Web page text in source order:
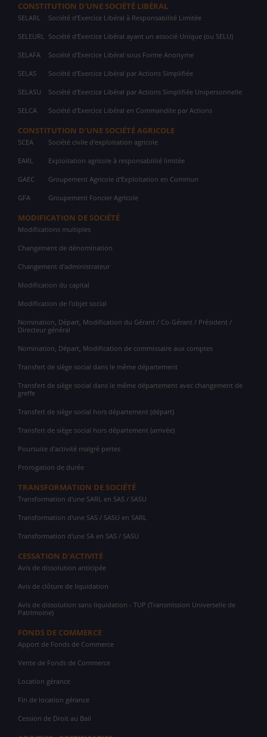
CONSTITUTION D'UNE SOCIÉTÉ LIBÉRAL
SELARL Société d'Exercice Libéral à Responsabilité Limitée
SELEURL Société d'Exercice Libéral ayant un associé Unique (ou SELU)
SELAFA Société d'Exercice Libéral sous Forme Anonyme
SELAS Société d'Exercice Libéral par Actions Simplifiée
SELASU Société d'Exercice Libéral par Actions Simplifiée Unipersonnelle
SELCA Société d'Exercice Libéral en Commandite par Actions
CONSTITUTION D'UNE SOCIÉTÉ AGRICOLE
SCEA Société civile d'exploitation agricole
EARL Exploitation agricole à responsabilité limitée
GAEC Groupement Agricole d'Exploitation en Commun
GFA Groupement Foncier Agricole
MODIFICATION DE SOCIÉTÉ
Modifications multiples
Changement de dénomination
Changement d'administrateur
Modification du capital
Modification de l'objet social
Nomination, Départ, Modification du Gérant / Co-Gérant / Président /
Directeur général
Nomination, Départ, Modification de commissaire aux comptes
Transfert de siège social dans le même département
Transfert de siège social dans le même département avec changement de
greffe
Transfert de siège social hors département (départ)
Transfert de siège social hors département (arrivée)
Poursuite d'activité malgré pertes
Prorogation de durée
TRANSFORMATION DE SOCIÉTÉ
Transformation d'une SARL en SAS / SASU
Transformation d'une SAS / SASU en SARL
Transformation d'une SA en SAS / SASU
CESSATION D'ACTIVITÉ
Avis de dissolution anticipée
Avis de clôture de liquidation
Avis de dissolution sans liquidation - TUP (Transmission Universelle de
Patrimoine)
FONDS DE COMMERCE
Apport de Fonds de Commerce
Vente de Fonds de Commerce
Location gérance
Fin de location gérance
Cession de Droit au Bail